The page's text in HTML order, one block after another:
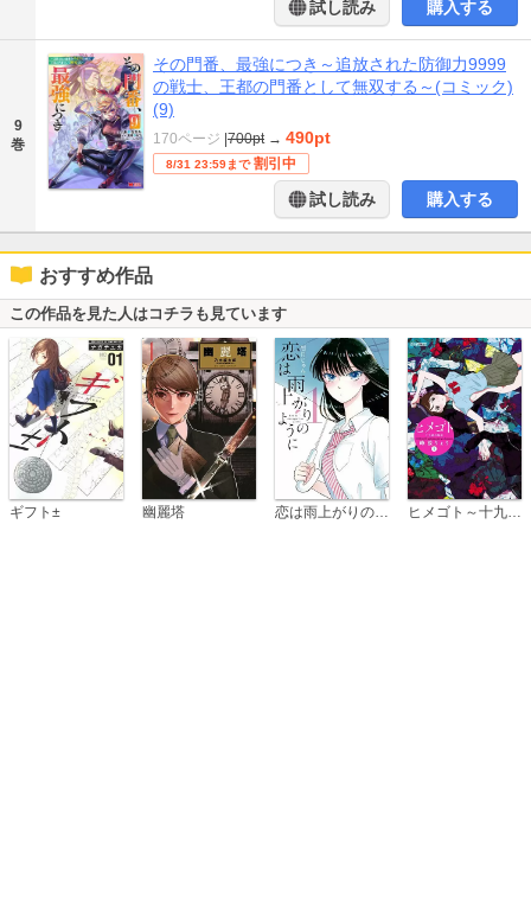
試し読み 購入する
9
巻
その門番、最強につき～追放された防御力9999
の戦士、王都の門番として無双する～(コミック)
(9)
170ページ 700pt → 490pt
8/31 23:59まで 割引中
試し読み 購入する
おすすめ作品
この作品を見た人はコチラも見ています
ギフト± 幽麗塔 恋は雨上がりのように ヒメゴト～十九歳の制服～